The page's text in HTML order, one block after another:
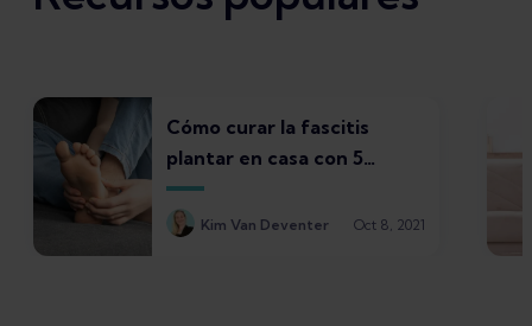
Cómo curar la fascitis
plantar en casa con 5
tratamientos
Kim Van Deventer Oct 8, 2021